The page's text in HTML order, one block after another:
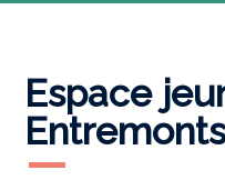
Espace